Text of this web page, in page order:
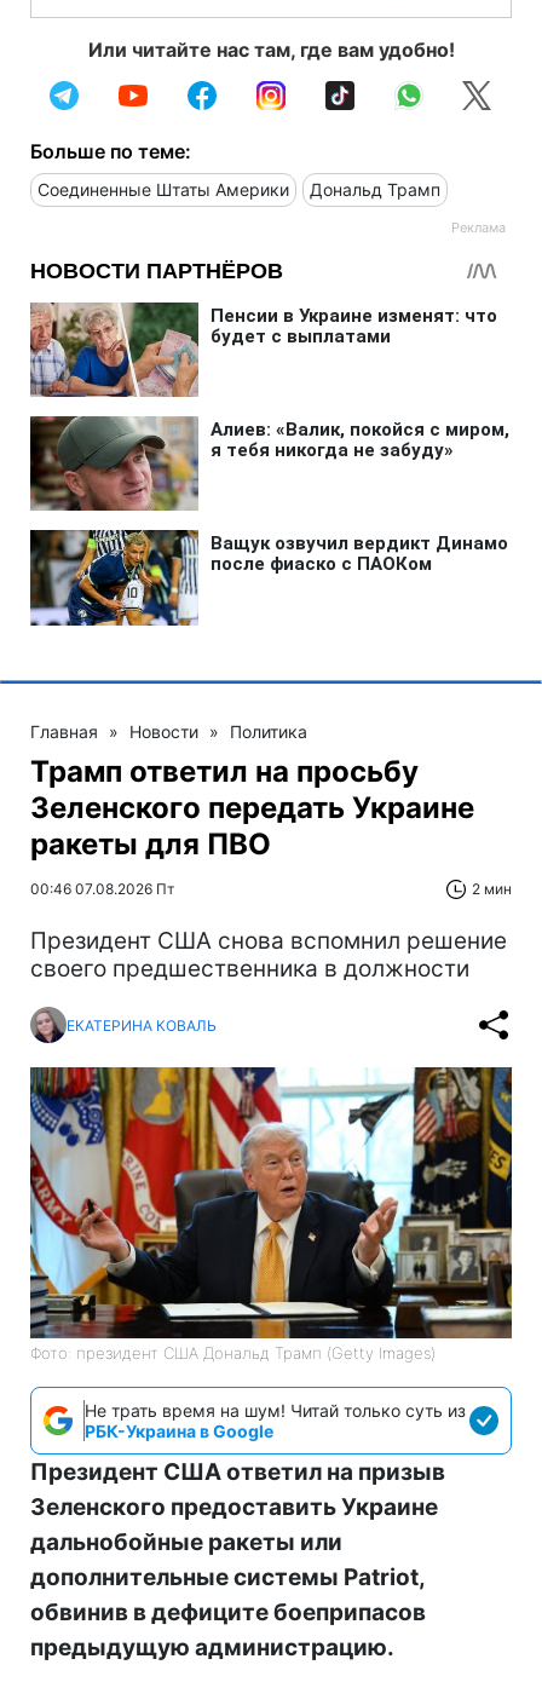
Или читайте нас там, где вам удобно!
Больше по теме:
Соединенные Штаты Америки Дональд Трамп
Главная » Новости » Политика
Трамп ответил на просьбу
Зеленского передать Украине
ракеты для ПВО
00:46 07.08.2026 Пт 2 мин
Президент США снова вспомнил решение
своего предшественника в должности
ЕКАТЕРИНА КОВАЛЬ
Фото: президент США Дональд Трамп (Getty Images)
Не трать время на шум! Читай только суть из
РБК-Украина в Google
Президент США ответил на призыв
Зеленского предоставить Украине
дальнобойные ракеты или
дополнительные системы Patriot,
обвинив в дефиците боеприпасов
предыдущую администрацию.